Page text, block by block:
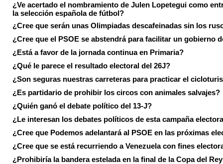
¿Ve acertado el nombramiento de Julen Lopetegui como
la selección española de fútbol?
¿Cree que serán unas Olimpiadas descafeinadas sin los
¿Cree que el PSOE se abstendrá para facilitar un gobierno
¿Está a favor de la jornada continua en Primaria?
¿Qué le parece el resultado electoral del 26J?
¿Son seguras nuestras carreteras para practicar el
¿Es partidario de prohibir los circos con animales salvajes?
¿Quién ganó el debate político del 13-J?
¿Le interesan los debates políticos de esta campaña
¿Cree que Podemos adelantará al PSOE en las próximas
¿Cree que se está recurriendo a Venezuela con fines
¿Prohibiría la bandera estelada en la final de la Copa del